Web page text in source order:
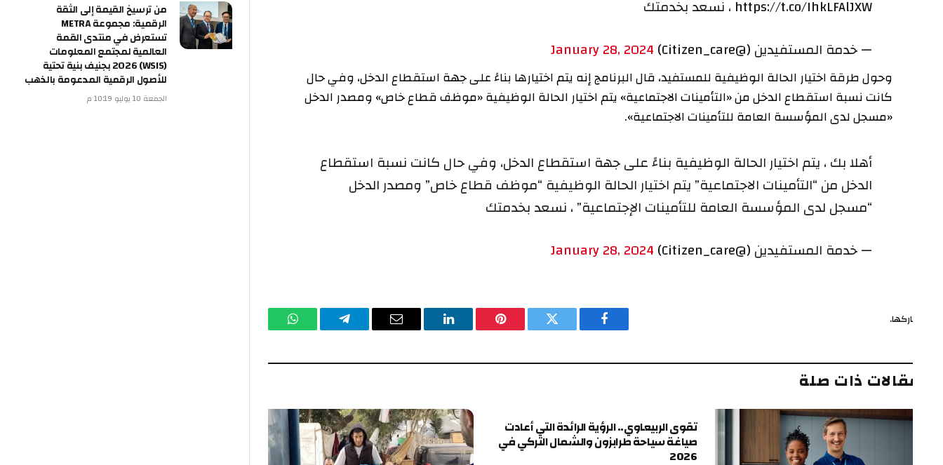
— خدمة المستفيدين (@Citizen_care)
January 28, 2024
وحول طرقة اختيار الحالة الوظيفية للمستفيد، قال البرنامج إنه يتم اختيارها بناءً على جهة استقطاع الدخل، وفي حال
كانت نسبة استقطاع الدخل من «التأمينات الاجتماعية» يتم اختيار الحالة الوظيفية «موظف قطاع خاص» ومصدر الدخل
«مسجل لدى المؤسسة العامة للتأمينات الاجتماعية».
أهلا بك ، يتم اختيار الحالة الوظيفية بناءً على جهة استقطاع الدخل، وفي حال كانت نسبة استقطاع
الدخل من “التأمينات الاجتماعية” يتم اختيار الحالة الوظيفية “موظف قطاع خاص” ومصدر الدخل
“مسجل لدى المؤسسة العامة للتأمينات الإجتماعية” ، نسعد بخدمتك
— خدمة المستفيدين (@Citizen_care)
January 28, 2024
فيسبوكتويتر بينتيريستلينكدإن البريد
تيلقرام واتساب
ذات صلة
تقوى الربيعاوي.. الرؤية الرائدة التي أعادت
صياغة سياحة طرابزون والشمال التركي في
من ترسيخ القيمة إلى الثقة
الرقمية: مجموعة METRA
تستعرض في منتدى القمة
العالمية لمجتمع المعلومات
(WSIS) 2026 بجنيف بنية تحتية
للأصول الرقمية المدعومة بالذهب